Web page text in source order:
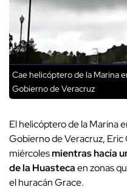
Cae helicóptero de la Marina
Gobierno de Veracruz
El helicóptero de la Marina
Gobierno de Veracruz,
miércolesmientras hacía
de la Huastecaen zonas
el huracán Grace.